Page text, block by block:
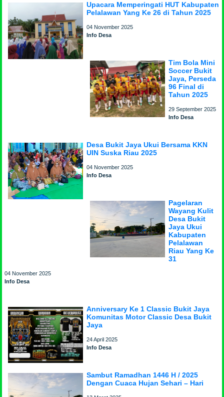
Upacara Memperingati HUT Kabupaten
Pelalawan Yang Ke 26 di Tahun 2025
04 November 2025
Info Desa
Tim Bola Mini
Soccer Bukit
Jaya, Perseda
96 Final di
Tahun 2025
29 September 2025
Info Desa
Desa Bukit Jaya Ukui Bersama KKN
UIN Suska Riau 2025
04 November 2025
Info Desa
Pagelaran
Wayang Kulit
Desa Bukit
Jaya Ukui
Kabupaten
Pelalawan
Riau Yang Ke
31
04 November 2025
Info Desa
Anniversary Ke 1 Classic Bukit Jaya
Komunitas Motor Classic Desa Bukit
Jaya
24 April 2025
Info Desa
Sambut Ramadhan 1446 H / 2025
Dengan Cuaca Hujan Sehari – Hari